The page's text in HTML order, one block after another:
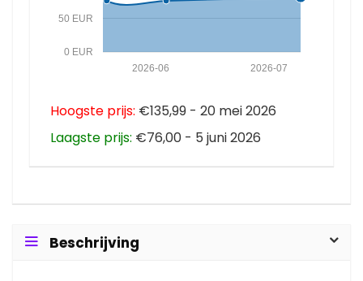
0 EUR
50 EUR
2026-07
2026-06
Hoogste prijs: €135,99 - 20 mei 2026
Laagste prijs: €76,00 - 5 juni 2026
Beschrijving